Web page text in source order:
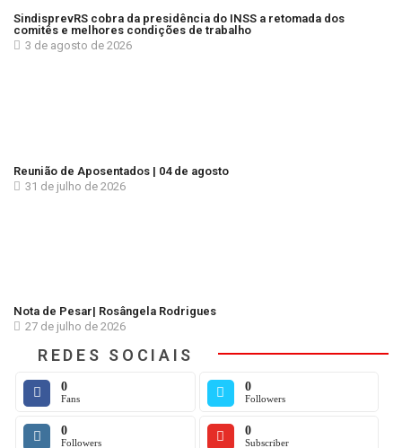
SindisprevRS cobra da presidência do INSS a retomada dos
comitês e melhores condições de trabalho
3 de agosto de 2026
Reunião de Aposentados | 04 de agosto
31 de julho de 2026
Nota de Pesar| Rosângela Rodrigues
27 de julho de 2026
REDES SOCIAIS
0
Fans
0
Followers
0
Followers
0
Subscriber